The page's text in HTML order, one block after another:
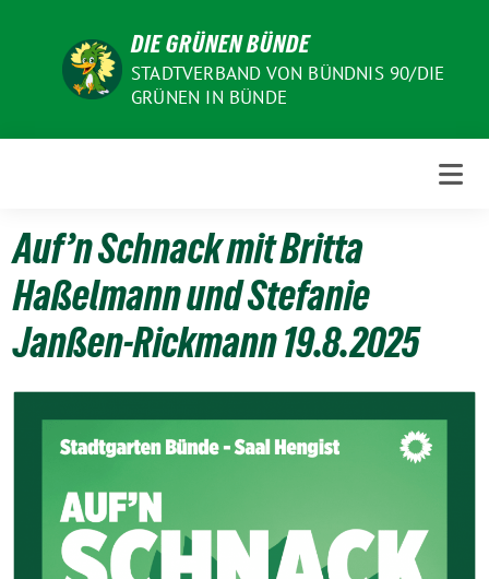
DIE GRÜNEN BÜNDE
STADTVERBAND VON BÜNDNIS 90/DIE
GRÜNEN IN BÜNDE
Auf’n Schnack mit Britta
Haßelmann und Stefanie
Janßen-Rickmann 19.8.2025